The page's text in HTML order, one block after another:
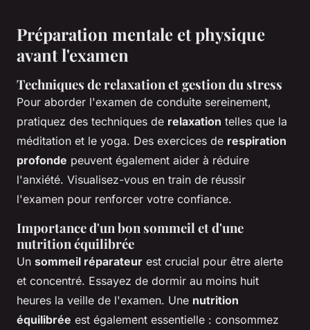
Préparation mentale et physique
avant l'examen
Techniques de relaxation et gestion du stress
Pour aborder l'examen de conduite sereinement,
pratiquez des techniques de relaxation telles que la
méditation et le yoga. Des exercices de respiration
profonde peuvent également aider à réduire
l'anxiété. Visualisez-vous en train de réussir
l'examen pour renforcer votre confiance.
Importance d'un bon sommeil et d'une
nutrition équilibrée
Un sommeil réparateur est crucial pour être alerte
et concentré. Essayez de dormir au moins huit
heures la veille de l'examen. Une nutrition
équilibrée est également essentielle : consommez